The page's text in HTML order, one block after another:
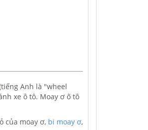
Anh là "wheel
xe ô tô. Moay ơ ô tô
của moay ơ, bi moay ơ,